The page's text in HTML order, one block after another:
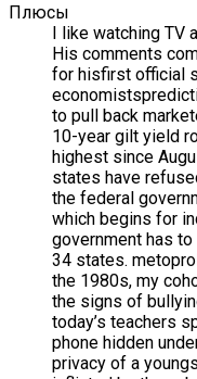
Плюсы
I like watching TV
His comments
for hisfirst official
to pull back
10-year gilt yield
highest since
states have
the federal
which begins for
government has
34 states.
the 1980s, my
the signs of
today’s teachers
phone hidden
privacy of a